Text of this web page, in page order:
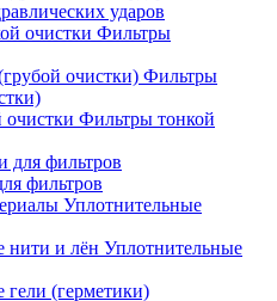
ударов
Фильтры
Фильтры
Фильтры тонкой
фильтров
Уплотнительные
Уплотнительные